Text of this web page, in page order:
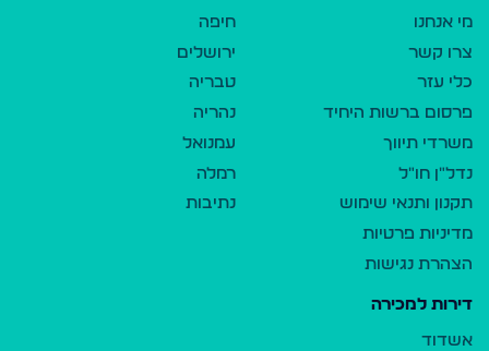
מי אנחנו
צרו קשר
כלי עזר
פרסום ברשות היחיד
משרדי תיווך
נדל"ן חו"ל
תקנון ותנאי שימוש
מדיניות פרטיות
הצהרת נגישות
חיפה
ירושלים
טבריה
נהריה
עמנואל
רמלה
נתיבות
דירות למכירה
אשדוד